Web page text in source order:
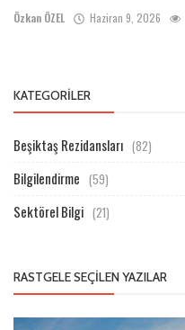
Özkan ÖZEL Haziran 9, 2026
KATEGORILER
Beşiktaş Rezidansları (82)
Bilgilendirme (59)
Sektörel Bilgi (21)
RASTGELE SEÇILEN YAZILAR